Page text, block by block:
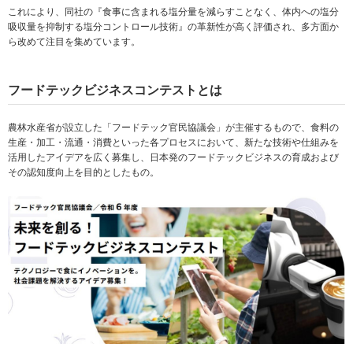
これにより、同社の『食事に含まれる塩分量を減らすことなく、体内への塩分
吸収量を抑制する塩分コントロール技術』の革新性が高く評価され、多方面か
ら改めて注目を集めています。
フードテックビジネスコンテストとは
農林水産省が設立した「フードテック官民協議会」が主催するもので、食料の
生産・加工・流通・消費といった各プロセスにおいて、新たな技術や仕組みを
活用したアイデアを広く募集し、日本発のフードテックビジネスの育成および
その認知度向上を目的としたもの。